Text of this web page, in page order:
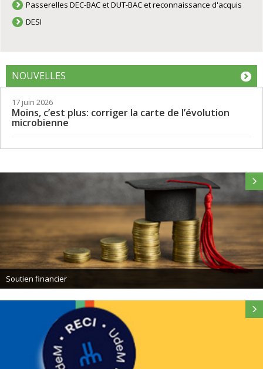
Passerelles DEC-BAC et DUT-BAC et reconnaissance d'acquis
DESI
NOUVELLES
17 juin 2026
Moins, c’est plus: corriger la carte de l’évolution
microbienne
Soutien financier